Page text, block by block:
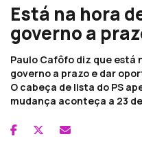
Está na hora
governo a
Paulo Cafôfo diz que está
governo a prazo e dar
O cabeça de lista do PS
mudança aconteça a 23